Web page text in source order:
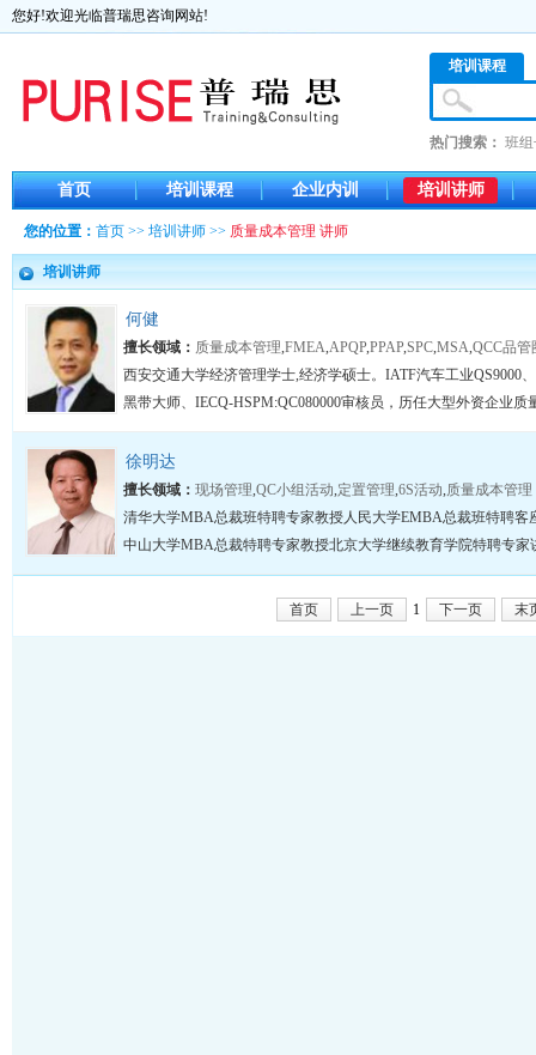
您好!欢迎光临普瑞思咨询网站!
培训课程
热门搜索： 班
首页 培训课程 企业内训 培训讲师
您的位置： 首页 >> 培训讲师 >> 质量成本管理 讲师
培训讲师
何健
擅长领域： 质量成本管理,FMEA,APQP,PPAP,SPC,MSA,QCC品管
西安交通大学经济管理学士,经济学硕士。IATF汽车工业QS9000
黑带大师、IECQ-HSPM:QC080000审核员，历任大型外资企业
徐明达
擅长领域： 现场管理,QC小组活动,定置管理,6S活动,质量成本管理
清华大学MBA总裁班特聘专家教授人民大学EMBA总裁班特聘
中山大学MBA总裁特聘专家教授北京大学继续教育学院特聘专
首页 上一页 1 下一页 末